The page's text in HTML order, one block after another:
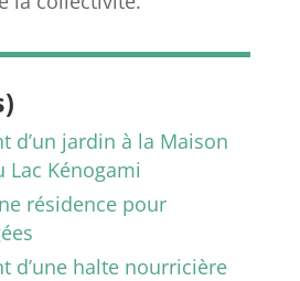
d’un jardin à la Maison
Lac Kénogami
résidence pour
d’une halte nourricière